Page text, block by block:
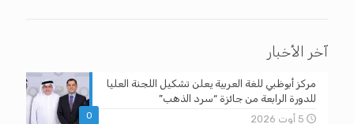
آخر الأخبار
0
مركز أبوظبي للغة العربية يعلن تشكيل اللجنة العليا
للدورة الرابعة من جائزة “سرد الذهب”
5 أوت 2026